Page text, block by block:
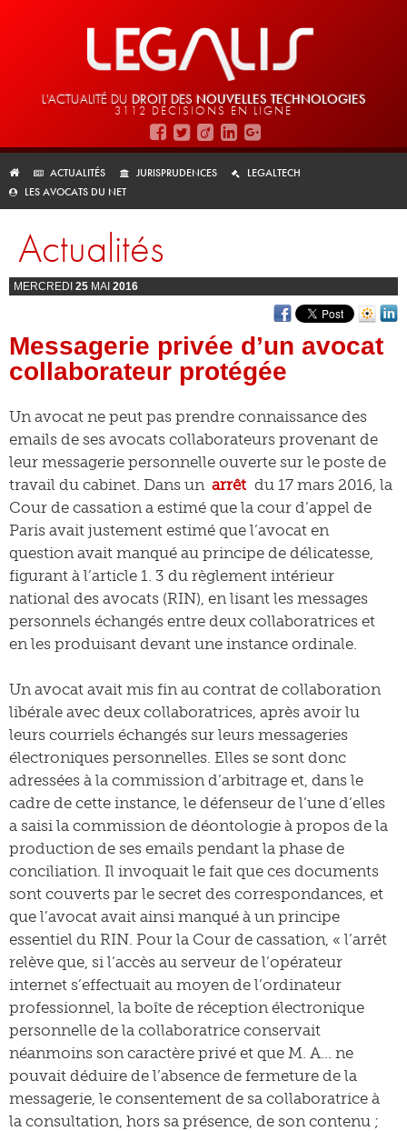
L'ACTUALITÉ DU DROIT DES NOUVELLES TECHNOLOGIES
3112 DÉCISIONS EN LIGNE
ACTUALITÉS JURISPRUDENCES
LEGALTECH
LES AVOCATS DU NET
Actualités
MERCREDI 25 MAI 2016
Messagerie privée d’un avocat
collaborateur protégée
Un avocat ne peut pas prendre connaissance des
emails de ses avocats collaborateurs provenant de
leur messagerie personnelle ouverte sur le poste de
travail du cabinet. Dans un arrêt du 17 mars 2016, la
Cour de cassation a estimé que la cour d’appel de
Paris avait justement estimé que l’avocat en
question avait manqué au principe de délicatesse,
figurant à l’article 1. 3 du règlement intérieur
national des avocats (RIN), en lisant les messages
personnels échangés entre deux collaboratrices et
en les produisant devant une instance ordinale.
Un avocat avait mis fin au contrat de collaboration
libérale avec deux collaboratrices, après avoir lu
leurs courriels échangés sur leurs messageries
électroniques personnelles. Elles se sont donc
adressées à la commission d’arbitrage et, dans le
cadre de cette instance, le défenseur de l’une d’elles
a saisi la commission de déontologie à propos de la
production de ses emails pendant la phase de
conciliation. Il invoquait le fait que ces documents
sont couverts par le secret des correspondances, et
que l’avocat avait ainsi manqué à un principe
essentiel du RIN. Pour la Cour de cassation, « l’arrêt
relève que, si l’accès au serveur de l’opérateur
internet s’effectuait au moyen de l’ordinateur
professionnel, la boîte de réception électronique
personnelle de la collaboratrice conservait
néanmoins son caractère privé et que M. A… ne
pouvait déduire de l’absence de fermeture de la
messagerie, le consentement de sa collaboratrice à
la consultation, hors sa présence, de son contenu ;